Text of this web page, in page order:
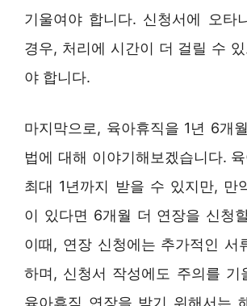
기울여야 합니다. 신청서에 오타
경우, 처리에 시간이 더 걸릴 수
야 합니다.
마지막으로, 육아휴직을 1년 6개
법에 대해 이야기해보겠습니다.
최대 1년까지 받을 수 있지만, 만
이 있다면 6개월 더 연장을 신청
이때, 연장 신청에는 추가적인 서
하며, 신청서 작성에도 주의를 기
육아휴직 연장을 받기 위해서는